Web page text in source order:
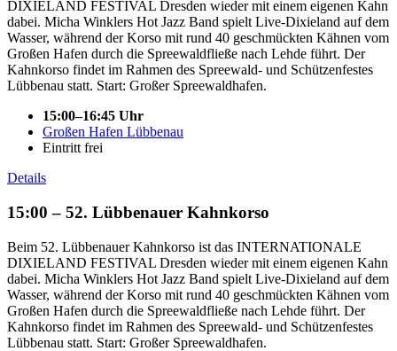
DIXIELAND FESTIVAL Dresden wieder mit einem eigenen Kahn
dabei. Micha Winklers Hot Jazz Band spielt Live-Dixieland auf dem
Wasser, während der Korso mit rund 40 geschmückten Kähnen vom
Großen Hafen durch die Spreewaldfließe nach Lehde führt. Der
Kahnkorso findet im Rahmen des Spreewald- und Schützenfestes
Lübbenau statt. Start: Großer Spreewaldhafen.
15:00–16:45 Uhr
Großen Hafen Lübbenau
Eintritt frei
Details
15:00 – 52. Lübbenauer Kahnkorso
Beim 52. Lübbenauer Kahnkorso ist das INTERNATIONALE
DIXIELAND FESTIVAL Dresden wieder mit einem eigenen Kahn
dabei. Micha Winklers Hot Jazz Band spielt Live-Dixieland auf dem
Wasser, während der Korso mit rund 40 geschmückten Kähnen vom
Großen Hafen durch die Spreewaldfließe nach Lehde führt. Der
Kahnkorso findet im Rahmen des Spreewald- und Schützenfestes
Lübbenau statt. Start: Großer Spreewaldhafen.